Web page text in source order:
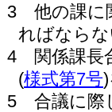
3
他の課に
ればなら
4
関係課長
(様式第7号)
5
合議に際